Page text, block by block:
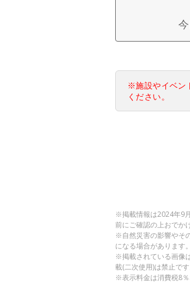
※施設やイベン
ください。
※掲載情報は2024年9
前にご確認の上おでか
※自然災害の影響やそ
になる場合があります。
※掲載されている画像
載(二次使用)は禁止です
※表示料金は消費税8％